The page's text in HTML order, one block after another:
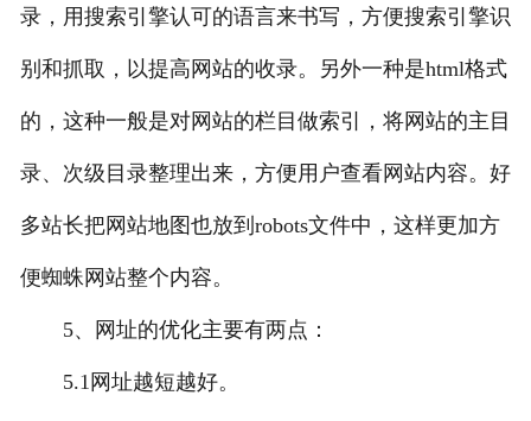
录，用搜索引擎认可的语言来书写，方便搜索引擎识
别和抓取，以提高网站的收录。另外一种是html格式
的，这种一般是对网站的栏目做索引，将网站的主目
录、次级目录整理出来，方便用户查看网站内容。好
多站长把网站地图也放到robots文件中，这样更加方
便蜘蛛网站整个内容。
5、网址的优化主要有两点：
5.1网址越短越好。